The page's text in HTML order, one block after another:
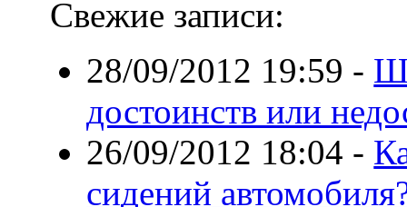
Свежие записи:
28/09/2012 19:59 -
достоинств или
26/09/2012 18:04 -
сидений